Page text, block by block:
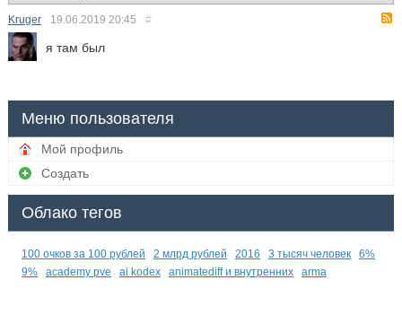
Kruger 19.06.2019 20:45 #
я там был
Меню пользователя
Мой профиль
Создать
Облако тегов
100 очков за 100 рублей 2 млрд рублей 2016 3 тысяч человек
6%
9%
academy pve ai kodex animatediff и внутренних arma